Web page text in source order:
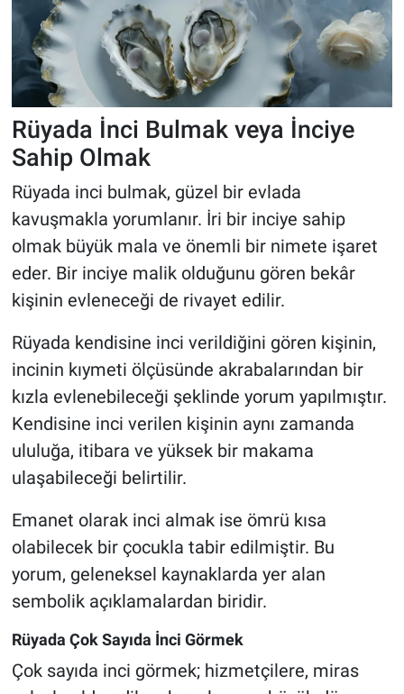
Rüyada İnci Bulmak veya İnciye
Sahip Olmak
Rüyada inci bulmak, güzel bir evlada
kavuşmakla yorumlanır. İri bir inciye sahip
olmak büyük mala ve önemli bir nimete işaret
eder. Bir inciye malik olduğunu gören bekâr
kişinin evleneceği de rivayet edilir.
Rüyada kendisine inci verildiğini gören kişinin,
incinin kıymeti ölçüsünde akrabalarından bir
kızla evlenebileceği şeklinde yorum yapılmıştır.
Kendisine inci verilen kişinin aynı zamanda
ululuğa, itibara ve yüksek bir makama
ulaşabileceği belirtilir.
Emanet olarak inci almak ise ömrü kısa
olabilecek bir çocukla tabir edilmiştir. Bu
yorum, geleneksel kaynaklarda yer alan
sembolik açıklamalardan biridir.
Rüyada Çok Sayıda İnci Görmek
Çok sayıda inci görmek; hizmetçilere, miras